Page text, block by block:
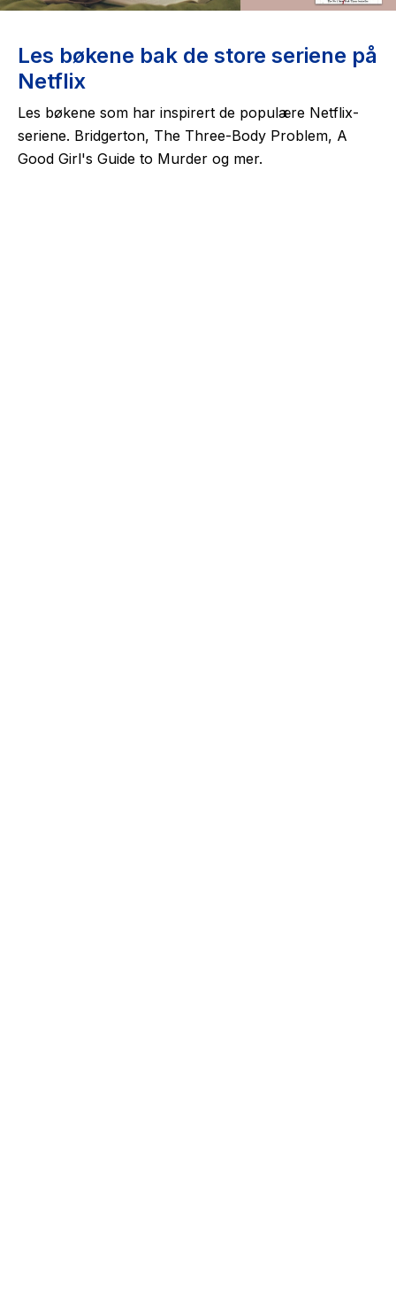
Les bøkene bak de store seriene på
Netflix
Les bøkene som har inspirert de populære Netflix-
seriene. Bridgerton, The Three-Body Problem, A
Good Girl's Guide to Murder og mer.